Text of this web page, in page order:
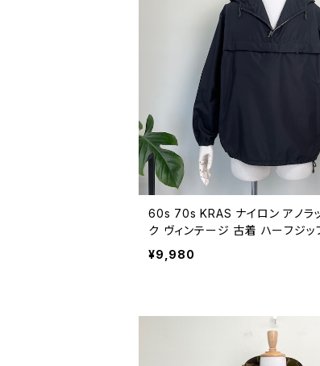
60s 70s KRAS ナイロン アノラ
ク ヴィンテージ 古着 ハーフジッ
ユーロ 60年代 70年代 ビンテ
¥9,980